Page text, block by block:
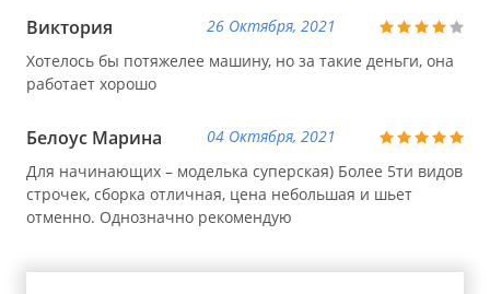
Виктория
26 Октября, 2021
Хотелось бы потяжелее машину, но за такие деньги, она
работает хорошо
Белоус Марина
04 Октября, 2021
Для начинающих – моделька суперская) Более 5ти видов
строчек, сборка отличная, цена небольшая и шьет
отменно. Однозначно рекомендую